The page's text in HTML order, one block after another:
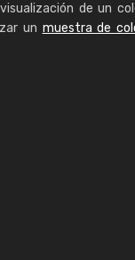
de un
un muestra de